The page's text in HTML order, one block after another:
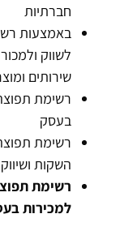
חברתיות
באמצעות
לשווק
שירותים
רשימת
בעסק
רשימת
השקות
רשימת
למכירות